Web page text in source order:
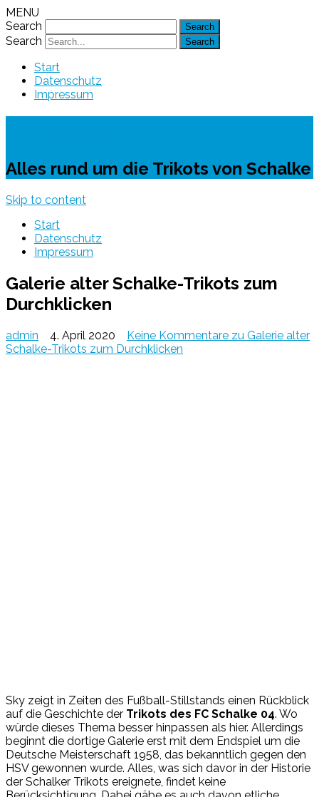
MENU
Search
Search
Start
Datenschutz
Impressum
Alles rund um die Trikots von Schalke
Skip to content
Start
Datenschutz
Impressum
Galerie alter Schalke-Trikots zum
Durchklicken
admin 4. April 2020 Keine Kommentare zu Galerie alter
Schalke-Trikots zum Durchklicken
Sky zeigt in Zeiten des Fußball-Stillstands einen Rückblick
auf die Geschichte der Trikots des FC Schalke 04. Wo
würde dieses Thema besser hinpassen als hier. Allerdings
beginnt die dortige Galerie erst mit dem Endspiel um die
Deutsche Meisterschaft 1958, das bekanntlich gegen den
HSV gewonnen wurde. Alles, was sich davor in der Historie
der Schalker Trikots ereignete, findet keine